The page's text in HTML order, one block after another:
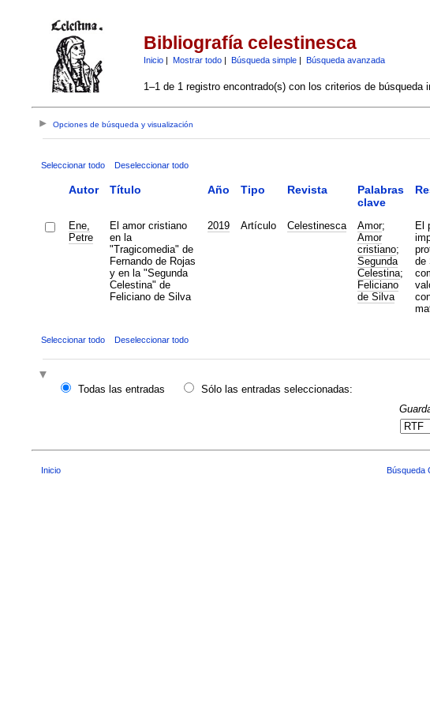
Bibliografía celestinesca
Inicio| Mostrar todo| Búsqueda simple| Búsqueda avanzada
1–1 de 1 registro encontrado(s) con los criterios de búsqueda
Opciones de búsqueda y visualización
Seleccionar todo Deseleccionar todo
Autor Título Año Tipo Revista
Palabras
clave
Ene,
Petre
El amor cristiano
en la
"Tragicomedia" de
Fernando de Rojas
y en la "Segunda
Celestina" de
Feliciano de Silva
2019 Artículo Celestinesca Amor;
Amor
cristiano;
Segunda
Celestina;
Feliciano
de Silva
El
de
Seleccionar todo Deseleccionar todo
Todas las entradas
Sólo las entradas seleccionadas:
Inicio Búsqueda